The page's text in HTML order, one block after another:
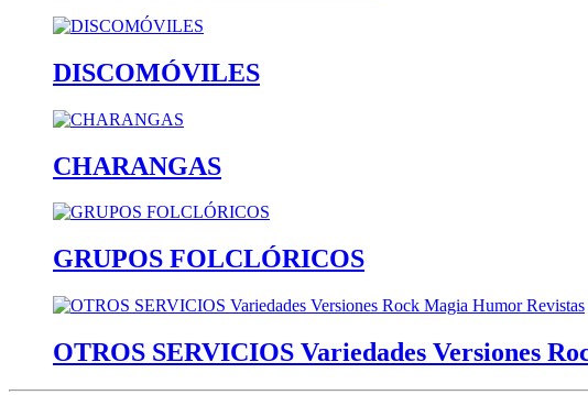
DISCOMÓVILES
CHARANGAS
GRUPOS FOLCLÓRICOS
OTROS SERVICIOS Variedades Versiones